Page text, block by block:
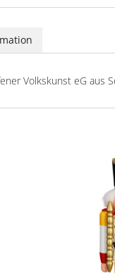
Volkskunst eG aus